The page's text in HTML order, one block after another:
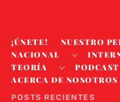
¡ÚNETE!
NUESTRO
NACIONAL
TEORÍA
PODCAST
ACERCA DE NOSOTROS
POSTS RECIENTES